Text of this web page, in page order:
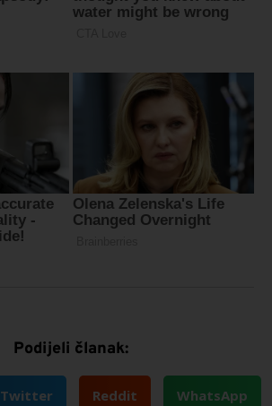
Podijeli članak:
Twitter Reddit WhatsApp